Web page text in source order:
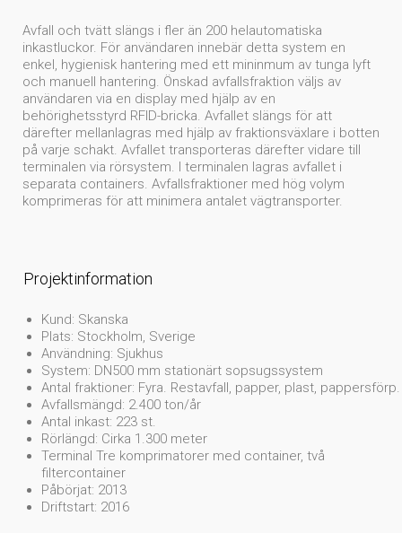
Avfall och tvätt slängs i fler än 200 helautomatiska
inkastluckor. För användaren innebär detta system en
enkel, hygienisk hantering med ett mininmum av tunga lyft
och manuell hantering. Önskad avfallsfraktion väljs av
användaren via en display med hjälp av en
behörighetsstyrd RFID-bricka. Avfallet slängs för att
därefter mellanlagras med hjälp av fraktionsväxlare i botten
på varje schakt. Avfallet transporteras därefter vidare till
terminalen via rörsystem. I terminalen lagras avfallet i
separata containers. Avfallsfraktioner med hög volym
komprimeras för att minimera antalet vägtransporter.
Projektinformation
Kund: Skanska
Plats: Stockholm, Sverige
Användning: Sjukhus
System: DN500 mm stationärt sopsugssystem
Antal fraktioner: Fyra. Restavfall, papper, plast, pappersförp.
Avfallsmängd: 2.400 ton/år
Antal inkast: 223 st.
Rörlängd: Cirka 1.300 meter
Terminal Tre komprimatorer med container, två
filtercontainer
Påbörjat: 2013
Driftstart: 2016